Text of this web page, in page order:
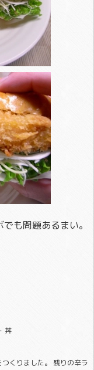
も問題あるまい。
丼
くりました。 残りの辛ラ